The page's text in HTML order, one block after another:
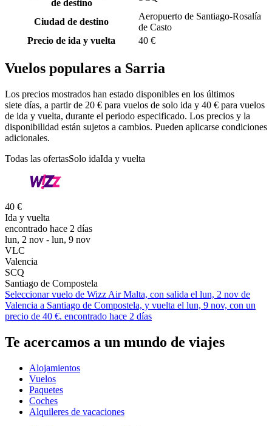
de destino
Ciudad de destino
Aeropuerto de Santiago-Rosalía
de Casto
Precio de ida y vuelta
40 €
Vuelos populares a Sarria
Los precios mostrados han estado disponibles en los últimos
siete días, a partir de 20 € para vuelos de solo ida y 40 € para vuelos
de ida y vuelta, durante el periodo especificado. Los precios y la
disponibilidad están sujetos a cambios. Pueden aplicarse condiciones
adicionales.
Todas las ofertasSolo idaIda y vuelta
40 €
Ida y vuelta
encontrado hace 2 días
lun, 2 nov - lun, 9 nov
VLC
Valencia
SCQ
Santiago de Compostela
Seleccionar vuelo de Wizz Air Malta, con salida el lun, 2 nov de
Valencia a Santiago de Compostela, y vuelta el lun, 9 nov, con un
precio de 40 €. encontrado hace 2 días
Te acercamos a un mundo de viajes
Alojamientos
Vuelos
Paquetes
Coches
Alquileres de vacaciones